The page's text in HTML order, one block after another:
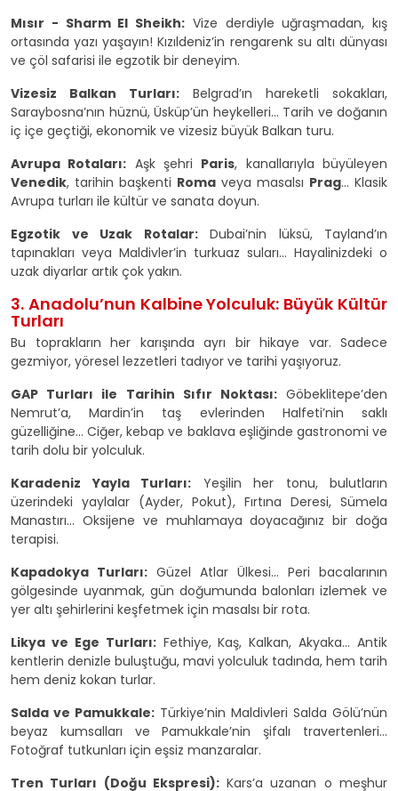
Mısır - Sharm El Sheikh: Vize derdiyle uğraşmadan, kış
ortasında yazı yaşayın! Kızıldeniz’in rengarenk su altı dünyası
ve çöl safarisi ile egzotik bir deneyim.
Vizesiz Balkan Turları: Belgrad’ın hareketli sokakları,
Saraybosna’nın hüznü, Üsküp’ün heykelleri... Tarih ve doğanın
iç içe geçtiği, ekonomik ve vizesiz büyük Balkan turu.
Avrupa Rotaları: Aşk şehri Paris, kanallarıyla büyüleyen
Venedik, tarihin başkenti Roma veya masalsı Prag... Klasik
Avrupa turları ile kültür ve sanata doyun.
Egzotik ve Uzak Rotalar:Dubai’nin lüksü, Tayland’ın
tapınakları veya Maldivler’in turkuaz suları... Hayalinizdeki o
uzak diyarlar artık çok yakın.
3. Anadolu’nun Kalbine Yolculuk: Büyük Kültür
Turları
Bu toprakların her karışında ayrı bir hikaye var. Sadece
gezmiyor, yöresel lezzetleri tadıyor ve tarihi yaşıyoruz.
GAP Turları ile Tarihin Sıfır Noktası:Göbeklitepe’den
Nemrut’a, Mardin’in taş evlerinden Halfeti’nin saklı
güzelliğine... Ciğer, kebap ve baklava eşliğinde gastronomi ve
tarih dolu bir yolculuk.
Karadeniz Yayla Turları: Yeşilin her tonu, bulutların
üzerindeki yaylalar (Ayder, Pokut), Fırtına Deresi, Sümela
Manastırı... Oksijene ve muhlamaya doyacağınız bir doğa
terapisi.
Kapadokya Turları: Güzel Atlar Ülkesi... Peri bacalarının
gölgesinde uyanmak, gün doğumunda balonları izlemek ve
yer altı şehirlerini keşfetmek için masalsı bir rota.
Likya ve Ege Turları:Fethiye, Kaş, Kalkan, Akyaka... Antik
kentlerin denizle buluştuğu, mavi yolculuk tadında, hem tarih
hem deniz kokan turlar.
Salda ve Pamukkale: Türkiye’nin Maldivleri Salda Gölü’nün
beyaz kumsalları ve Pamukkale’nin şifalı travertenleri...
Fotoğraf tutkunları için eşsiz manzaralar.
Tren Turları (Doğu Ekspresi):Kars’a uzanan o meşhur